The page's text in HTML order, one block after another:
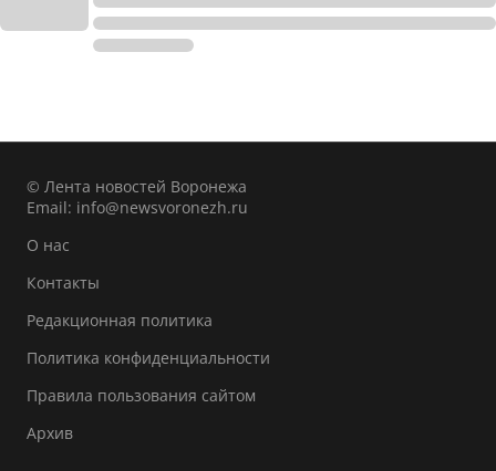
© Лента новостей Воронежа
Email: info@newsvoronezh.ru
О нас
Контакты
Редакционная политика
Политика конфиденциальности
Правила пользования сайтом
Архив